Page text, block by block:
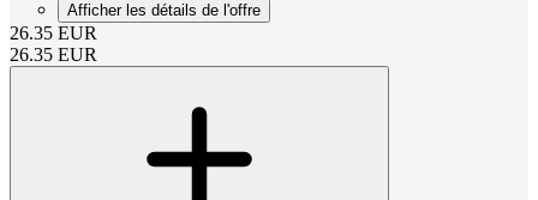
Afficher les détails de l'offre
26.35 EUR
26.35 EUR